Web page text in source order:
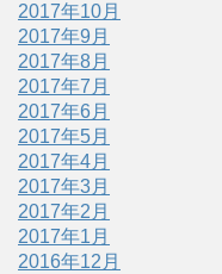
2017年10月
2017年9月
2017年8月
2017年7月
2017年6月
2017年5月
2017年4月
2017年3月
2017年2月
2017年1月
2016年12月